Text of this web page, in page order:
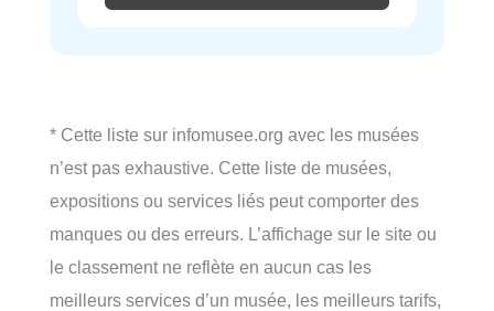
* Cette liste sur infomusee.org avec les musées
n’est pas exhaustive. Cette liste de musées,
expositions ou services liés peut comporter des
manques ou des erreurs. L’affichage sur le site ou
le classement ne reflète en aucun cas les
meilleurs services d’un musée, les meilleurs tarifs,